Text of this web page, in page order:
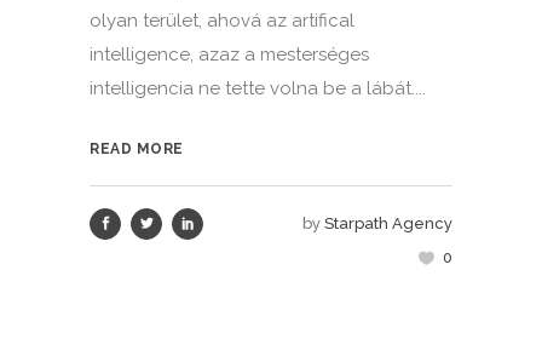
olyan terület, ahová az artifical
intelligence, azaz a mesterséges
intelligencia ne tette volna be a lábát....
READ MORE
by Starpath Agency
0